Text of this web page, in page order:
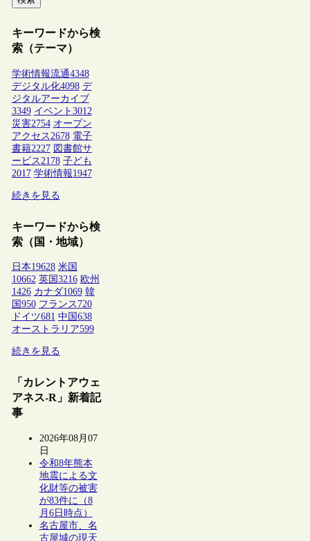
キーワードから検
索（テーマ）
学術情報流通4348
デジタル化4098 デ
ジタルアーカイブ
3349 イベント 3012
災害2754 オープン
アクセス 2678 電子
書籍2227 図書館サ
ービス 2178 子ども
2017 学術情報1947
続きを見る
キーワードから検
索（国・地域）
日本19628 米国
10662 英国 3216 欧州
1426 カナダ1069 韓
国 950 フランス 720
ドイツ681 中国 638
オーストラリア599
続きを見る
「カレントアウェ
アネス-R」新着記
事
2026年08月07
日
令和8年熊本
地震による文
化財等の被害
が83件に（8
月6日時点）
名古屋市、名
古屋城の現天